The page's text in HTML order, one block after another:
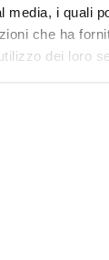
media, i quali
che ha
dei loro
Bibliodinamica